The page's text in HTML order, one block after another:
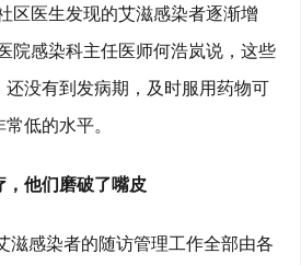
医生发现的艾滋感染者逐渐增
院感染科主任医师何浩岚说，这些
没有到发病期，及时服用药物可
低的水平。
他们磨破了嘴皮
感染者的随访管理工作全部由各